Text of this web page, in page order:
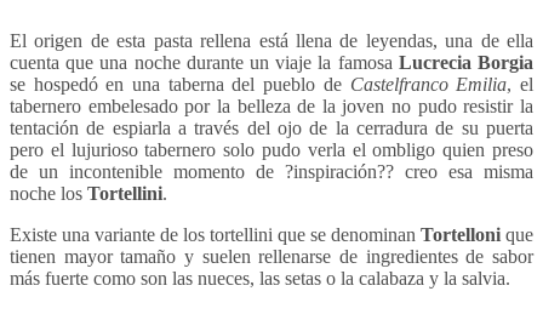
El origen de esta pasta rellena está llena de leyendas, una de ella
cuenta que una noche durante un viaje la famosa Lucrecia Borgia
se hospedó en una taberna del pueblo de Castelfranco Emilia, el
tabernero embelesado por la belleza de la joven no pudo resistir la
tentación de espiarla a través del ojo de la cerradura de su puerta
pero el lujurioso tabernero solo pudo verla el ombligo quien preso
de un incontenible momento de ?inspiración?? creo esa misma
noche los Tortellini.
Existe una variante de los tortellini que se denominan Tortelloni que
tienen mayor tamaño y suelen rellenarse de ingredientes de sabor
más fuerte como son las nueces, las setas o la calabaza y la salvia.